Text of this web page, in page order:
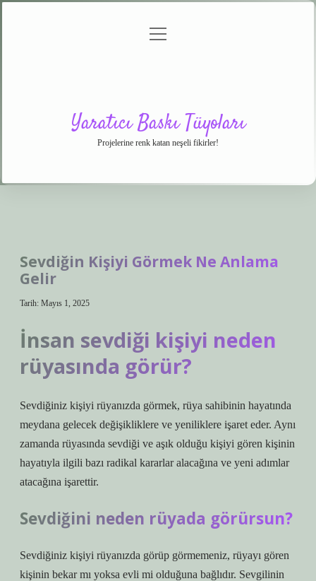
menüyü
Yaratıcı Baskı Tüyoları
Projelerine renk katan neşeli fikirler!
Sevdiğin Kişiyi Görmek Ne Anlama
Gelir
Tarih: Mayıs 1, 2025
İnsan sevdiği kişiyi neden
rüyasında görür?
Sevdiğiniz kişiyi rüyanızda görmek, rüya sahibinin hayatında
meydana gelecek değişikliklere ve yeniliklere işaret eder. Aynı
zamanda rüyasında sevdiği ve aşık olduğu kişiyi gören kişinin
hayatıyla ilgili bazı radikal kararlar alacağına ve yeni adımlar
atacağına işarettir.
Sevdiğini neden rüyada görürsun?
Sevdiğiniz kişiyi rüyanızda görüp görmemeniz, rüyayı gören
kişinin bekar mı yoksa evli mi olduğuna bağlıdır. Sevgilinin